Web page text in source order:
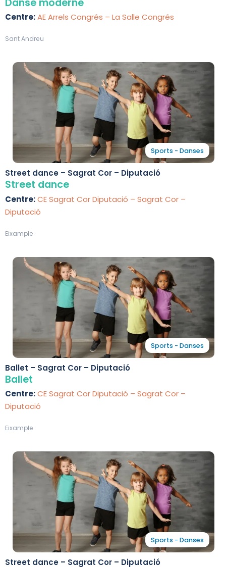
Danse moderne
Centre:AE Arrels Congrés – La Salle Congrés
Sant Andreu
Sports - Danses
Street dance – Sagrat Cor – Diputació
Street dance
Centre:CE Sagrat Cor Diputació – Sagrat Cor –
Diputació
Eixample
Sports - Danses
Ballet – Sagrat Cor – Diputació
Ballet
Centre:CE Sagrat Cor Diputació – Sagrat Cor –
Diputació
Eixample
Sports - Danses
Street dance – Sagrat Cor – Diputació